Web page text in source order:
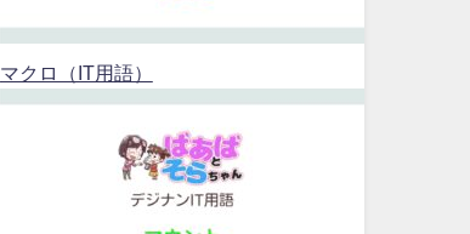
マクロ（IT用語）